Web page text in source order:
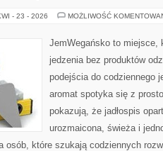
- 23 - 2026 MOŻLIWOŚĆ
JemWegańsko to miejsce,
jedzenia bez produktów
podejścia do codziennego
aromat spotyka się z
pokazują, że jadłospis
urozmaicona, świeża i
osób, które szukają codziennych